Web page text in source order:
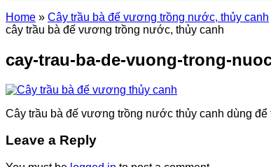
Home » Cây trầu bà đế vương trồng nước, thủy canh
cây trầu bà đế vương trồng nước, thủy canh
cay-trau-ba-de-vuong-trong-
Cây trầu bà đế vương trồng nước thủy canh dùng để
Leave a Reply